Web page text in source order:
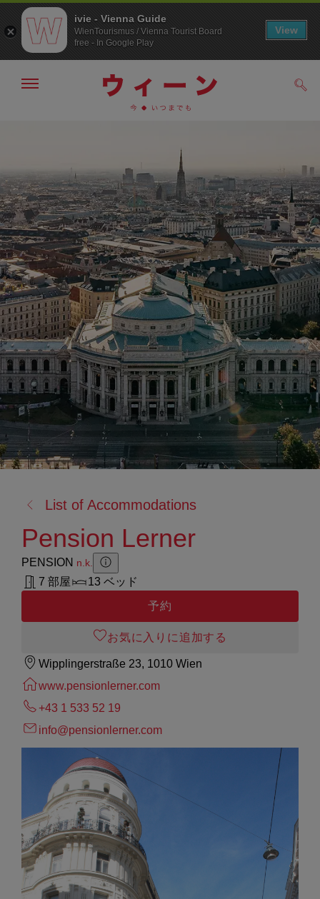
へ
ジ
の
ト
ッ
プ
へ
メ
非
表
示
る:
List of Accommodations
Pension Lerner
PENSION n.k.
Zusatzinformation anzeigen
Zusatzinformation ausblenden
7 部屋
13 ベッド
予約
お気に入りに追加する
Wipplingerstraße 23, 1010 Wien
www.pensionlerner.com
+43 1 533 52 19
info@pensionlerner.com
ivie - Vienna Guide
WienTourismus / Vienna Tourist Board
free - In Google Play
View